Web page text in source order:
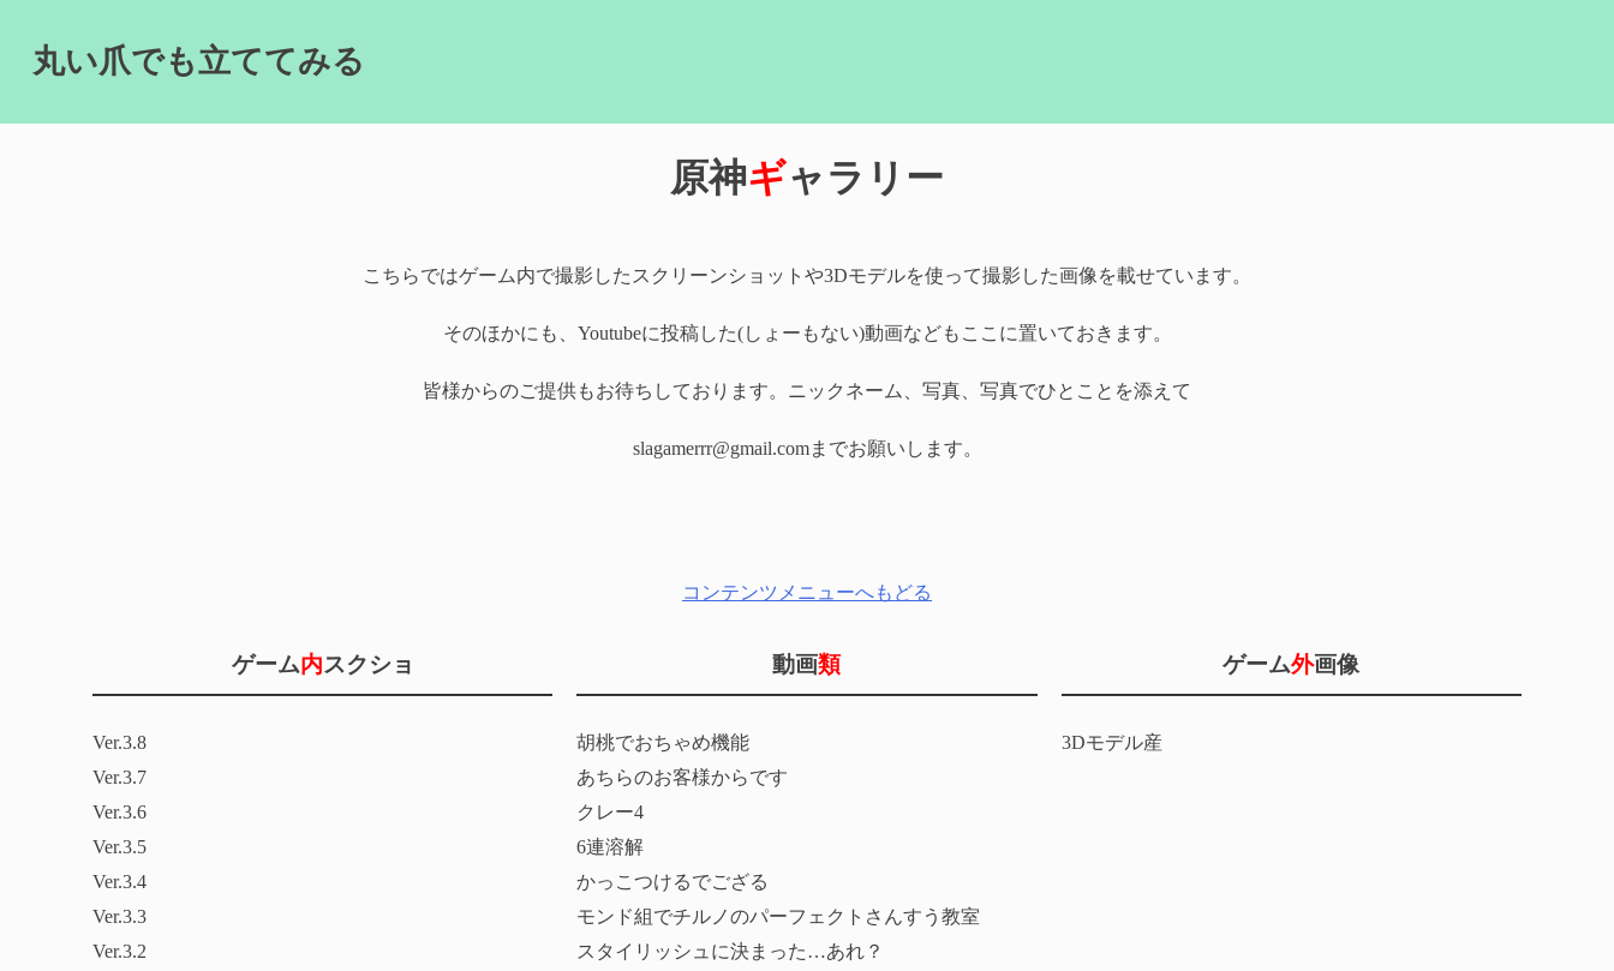
content丸い爪でも立ててみる
原神ギャラリー
こちらではゲーム内で撮影したスクリーンショットや3Dモデルを使って撮影した画像を載せています。
そのほかにも、Youtubeに投稿した(しょーもない)動画などもここに置いておきます。
皆様からのご提供もお待ちしております。ニックネーム、写真、写真でひとことを添えて
slagamerrr@gmail.comまでお願いします。
コンテンツメニューへもどる
ゲーム内スクショ
Ver.3.8
Ver.3.7
Ver.3.6
Ver.3.5
Ver.3.4
Ver.3.3
Ver.3.2
動画類
胡桃でおちゃめ機能
あちらのお客様からです
クレー4
6連溶解
かっこつけるでござる
モンド組でチルノのパーフェクトさんすう教室
スタイリッシュに決まった…あれ？
ゲーム外画像
3Dモデル産